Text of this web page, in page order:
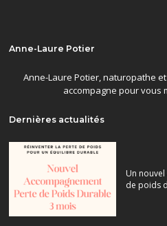
Anne-Laure Potier
Anne-Laure Potier, naturopathe
accompagne pour vous
Dernières actualités
Un
de poids